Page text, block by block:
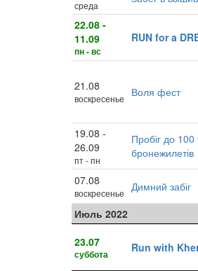
среда
22.08 -
11.09
пн - вс
RUN for a
21.08
воскресенье Воля фест
19.08 -
26.09
пт - пн
Пробіг до 100
бронежилетів
07.08
воскресенье Димний забіг
Июль 2022
23.07
суббота Run with